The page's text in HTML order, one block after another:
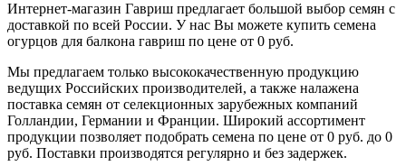
Интернет-магазин Гавриш предлагает большой выбор семян с
доставкой по всей России. У нас Вы можете купить семена
огурцов для балкона гавриш по цене от 0 руб.
Мы предлагаем только высококачественную продукцию
ведущих Российских производителей, а также налажена
поставка семян от селекционных зарубежных компаний
Голландии, Германии и Франции. Широкий ассортимент
продукции позволяет подобрать семена по цене от 0 руб. до 0
руб. Поставки производятся регулярно и без задержек.